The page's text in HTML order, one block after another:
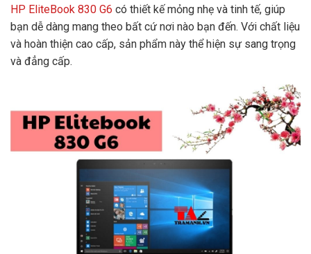
HP EliteBook 830 G6 có thiết kế mỏng nhẹ và tinh tế, giúp
bạn dễ dàng mang theo bất cứ nơi nào bạn đến. Với chất liệu
và hoàn thiện cao cấp, sản phẩm này thể hiện sự sang trọng
và đẳng cấp.